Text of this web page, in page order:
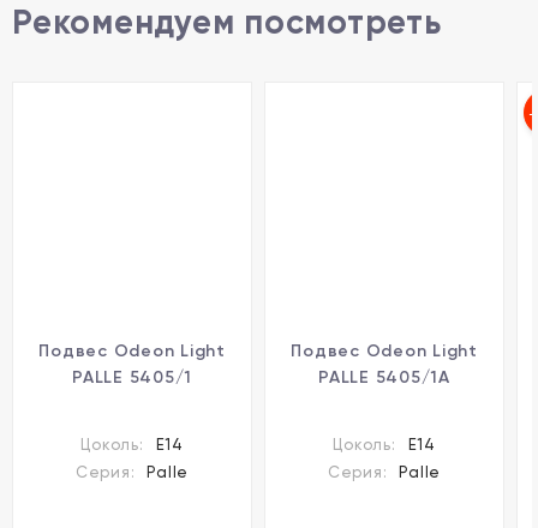
Рекомендуем посмотреть
Подвес Odeon Light
PALLE 5405/1
Цоколь:
E14
Серия:
Palle
Подвес Odeon Light
PALLE 5405/1A
Цоколь:
E14
Серия:
Palle
-